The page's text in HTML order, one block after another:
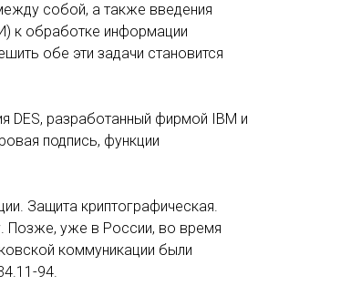
собой, а также введения
к обработке информации
обе эти задачи становится
DES, разработанный фирмой IBM и
подпись, функции
Защита криптографическая.
Позже, уже в России, во время
коммуникации были
94.